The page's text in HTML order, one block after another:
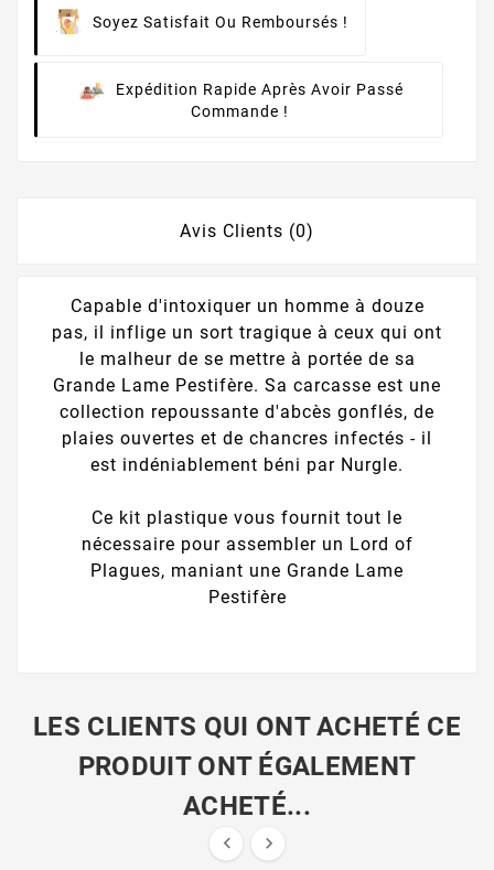
Soyez Satisfait Ou Remboursés !
Expédition Rapide Après Avoir Passé
Commande !
Avis Clients (0)
Capable d'intoxiquer un homme à douze
pas, il inflige un sort tragique à ceux qui ont
le malheur de se mettre à portée de sa
Grande Lame Pestifère. Sa carcasse est une
collection repoussante d'abcès gonflés, de
plaies ouvertes et de chancres infectés - il
est indéniablement béni par Nurgle.
Ce kit plastique vous fournit tout le
nécessaire pour assembler un Lord of
Plagues, maniant une Grande Lame
Pestifère
LES CLIENTS QUI ONT ACHETÉ CE
PRODUIT ONT ÉGALEMENT
ACHETÉ...
 